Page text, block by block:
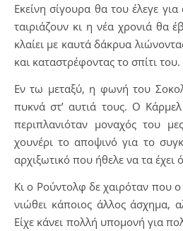
Εκείνη σίγουρα θα του έλεγε
ταιριάζουν κι η νέα χρονιά θα
κλαίει με καυτά δάκρυα
και καταστρέφοντας το σπίτι του.
Εν τω μεταξύ, η φωνή του
πυκνά στ’ αυτιά τους. Ο
περιπλανιόταν μοναχός του
χουνέρι το αποψινό για το
αρχιξωτικό που ήθελε να τα έχει
Κι ο Ρούντολφ δε χαιρόταν που ο
νιώθει κάποιος άλλος άσχημα,
Είχε κάνει πολλή υπομονή για